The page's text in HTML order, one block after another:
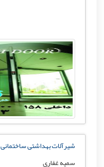
شیرآلات بهداشتی ساختمانی
سمیه غفاری